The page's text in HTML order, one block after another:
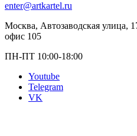
enter@artkartel.ru
Москва, Автозаводская улица,
офис 105
ПН-ПТ 10:00-18:00
Youtube
Telegram
VK